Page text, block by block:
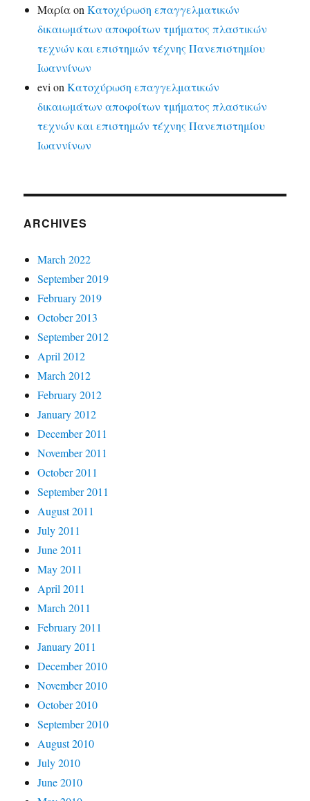
ΜαρίαonΚατοχύρωση επαγγελματικών
δικαιωμάτων αποφοίτων τμήματος πλαστικών
τεχνών και επιστημών τέχνης Πανεπιστημίου
Ιωαννίνων
evi onΚατοχύρωση επαγγελματικών
δικαιωμάτων αποφοίτων τμήματος πλαστικών
τεχνών και επιστημών τέχνης Πανεπιστημίου
Ιωαννίνων
ARCHIVES
March 2022
September 2019
February 2019
October 2013
September 2012
April 2012
March 2012
February 2012
January 2012
December 2011
November 2011
October 2011
September 2011
August 2011
July 2011
June 2011
May 2011
April 2011
March 2011
February 2011
January 2011
December 2010
November 2010
October 2010
September 2010
August 2010
July 2010
June 2010